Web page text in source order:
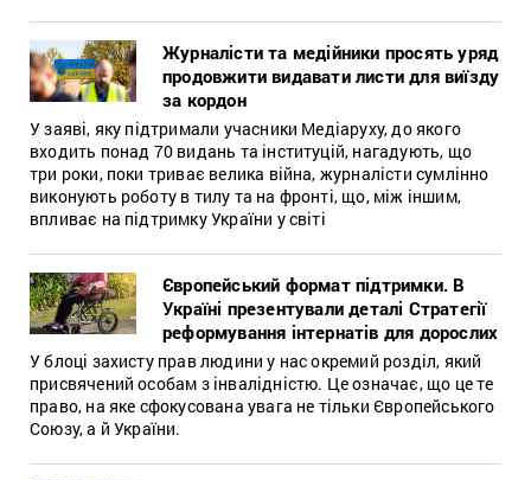
Журналісти та медійники просять уряд
продовжити видавати листи для виїзду
за кордон
У заяві, яку підтримали учасники Медіаруху, до якого
входить понад 70 видань та інституцій, нагадують, що
три роки, поки триває велика війна, журналісти сумлінно
виконують роботу в тилу та на фронті, що, між іншим,
впливає на підтримку України у світі
Європейський формат підтримки. В
Україні презентували деталі Стратегії
реформування інтернатів для дорослих
У блоці захисту прав людини у нас окремий розділ, який
присвячений особам з інвалідністю. Це означає, що це те
право, на яке сфокусована увага не тільки Європейського
Союзу, а й України.